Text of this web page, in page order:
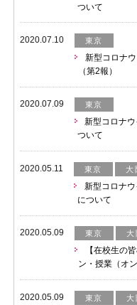
ついて
2020.07.10 東京
新型コロナ
（第2報）
2020.07.09 東京
新型コロナ
ついて
2020.05.11 東京 大
新型コロナ
について
2020.05.09 東京 大
【在校生の
ン・授業（オ
2020.05.09 東京 大